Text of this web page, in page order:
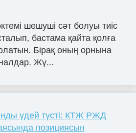
шешуші сәт болуы тиіс
бастама қайта қолға
Бірақ оның орнына
Жү...
үдей түсті: КТЖ РЖД
позициясын